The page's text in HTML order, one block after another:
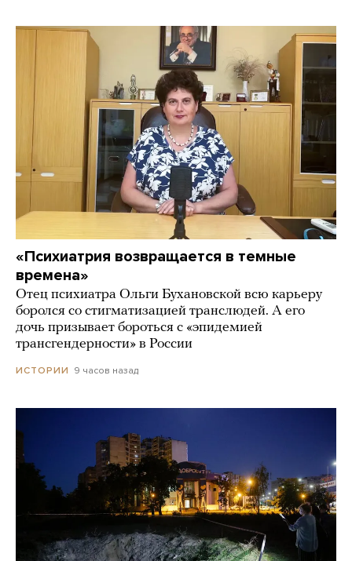
«Психиатрия возвращается в темные
времена»
Отец психиатра Ольги Бухановской всю карьеру
боролся со стигматизацией транслюдей. А его
дочь призывает бороться с «эпидемией
трансгендерности» в России
ИСТОРИИ 9 часов назад